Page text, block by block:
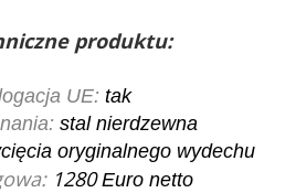
produktu:
UE: tak
stal nierdzewna
oryginalnego wydechu
1280Euro netto